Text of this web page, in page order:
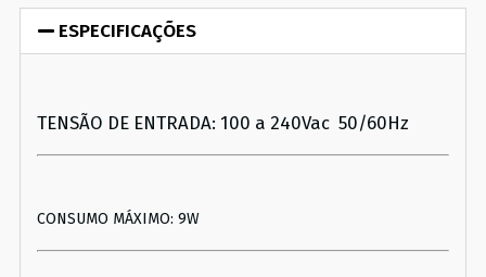
ESPECIFICAÇÕES
TENSÃO DE ENTRADA: 100 a 240Vac 50/60Hz
CONSUMO MÁXIMO: 9W